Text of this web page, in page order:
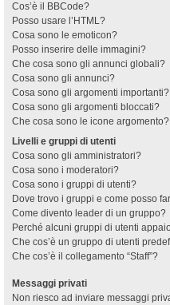
Cos’è il BBCode?
Posso usare l’HTML?
Cosa sono le emoticon?
Posso inserire delle immagini?
Che cosa sono gli annunci globali?
Cosa sono gli annunci?
Cosa sono gli argomenti importanti?
Cosa sono gli argomenti bloccati?
Che cosa sono le icone argomento?
Livelli e gruppi di utenti
Cosa sono gli amministratori?
Cosa sono i moderatori?
Cosa sono i gruppi di utenti?
Dove trovo i gruppi e come posso
Come divento leader di un gruppo?
Perché alcuni gruppi di utenti
Che cos’è un gruppo di utenti
Che cos’è il collegamento “Staff”?
Messaggi privati
Non riesco ad inviare messaggi